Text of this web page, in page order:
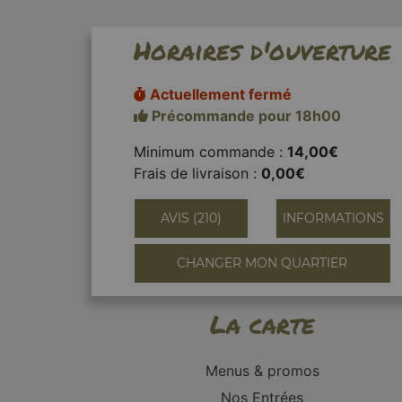
Horaires d'ouverture
Actuellement fermé
Précommande pour 18h00
Minimum commande : 14,00€
Frais de livraison : 0,00€
AVIS (210) INFORMATIONS
CHANGER MON QUARTIER
La carte
Menus & promos
Nos Entrées